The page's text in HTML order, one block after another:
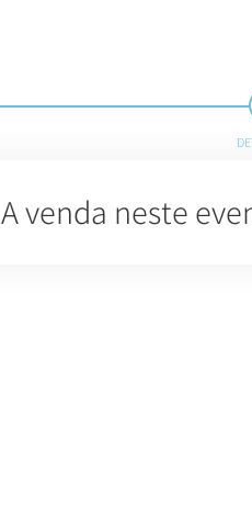
A venda neste